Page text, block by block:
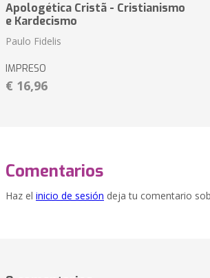
Apologética Cristã - Cristianismo
e Kardecismo
Paulo Fidelis
IMPRESO
€ 16,96
Comentarios
Haz el inicio de sesión deja tu comentario